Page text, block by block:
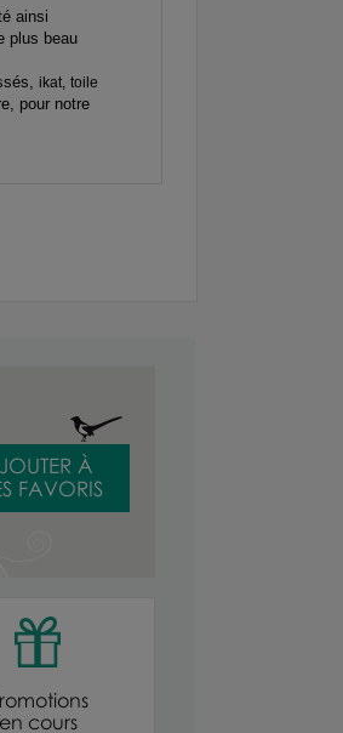
ainsi
plus beau
ikat, toile
pour notre
À
FAVORIS
en cours